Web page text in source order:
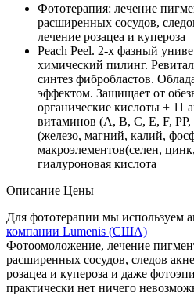
Фототерапия: лечение
расширенных сосудов,
лечение розацеа и купероза
Peach Peel. 2-х фазный
химический пилинг.
синтез фибробластов.
эффектом. Защищает от
органические кислоты + 11
витаминов (А, В, С, Е, F, РР,
(железо, магний, калий,
макроэлементов(селен,
гиалуроновая кислота
Описание Цены
Для фототерапии мы используем
компании Lumenis (США)
Фотоомоложение, лечение
расширенных сосудов, следов
розацеа и купероза и даже
практически нет ничего